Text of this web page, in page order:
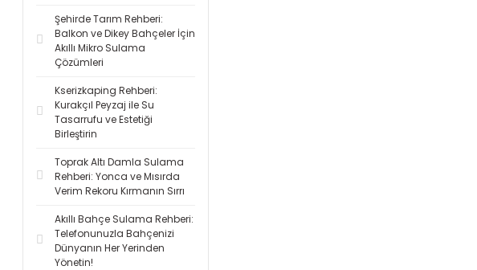
Şehirde Tarım Rehberi:
Balkon ve Dikey Bahçeler İçin
Akıllı Mikro Sulama
Çözümleri
Kserizkaping Rehberi:
Kurakçıl Peyzaj ile Su
Tasarrufu ve Estetiği
Birleştirin
Toprak Altı Damla Sulama
Rehberi: Yonca ve Mısırda
Verim Rekoru Kırmanın Sırrı
Akıllı Bahçe Sulama Rehberi:
Telefonunuzla Bahçenizi
Dünyanın Her Yerinden
Yönetin!